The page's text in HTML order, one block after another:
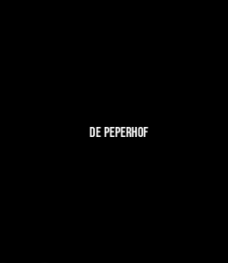
De Peperhof